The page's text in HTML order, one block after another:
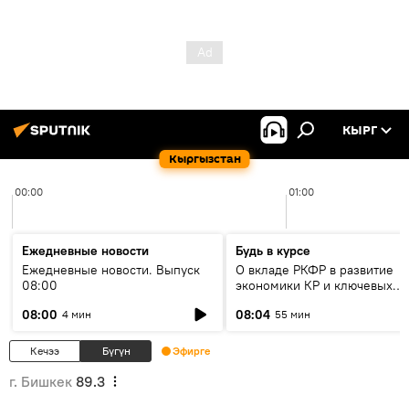
Кыргызстан
КЫРГ
00:00 01:00
Ежедневные новости
Ежедневные новости. Выпуск
08:00
08:00 4 мин
Будь в курсе
О вкладе РКФР в развитие
экономики КР и ключевых
08:04 55 мин
Кечээ Бүгүн Эфирге
г. Бишкек 89.3